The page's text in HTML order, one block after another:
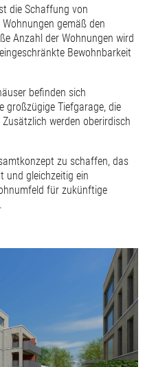
die Schaffung von
gemäß den
Anzahl der Wohnungen wird
Bewohnbarkeit
befinden sich
großzügige Tiefgarage, die
werden oberirdisch
zu schaffen, das
und gleichzeitig ein
für zukünftige